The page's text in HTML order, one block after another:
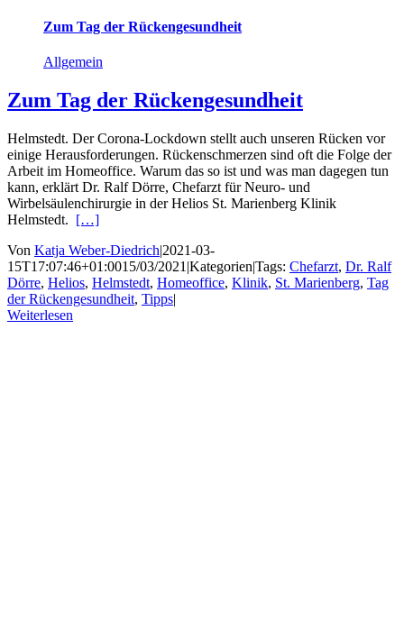
Zum Tag der Rückengesundheit
Allgemein
Zum Tag der Rückengesundheit
Helmstedt. Der Corona-Lockdown stellt auch unseren Rücken vor
einige Herausforderungen. Rückenschmerzen sind oft die Folge der
Arbeit im Homeoffice. Warum das so ist und was man dagegen tun
kann, erklärt Dr. Ralf Dörre, Chefarzt für Neuro- und
Wirbelsäulenchirurgie in der Helios St. Marienberg Klinik
Helmstedt. […]
Von Katja Weber-Diedrich|2021-03-
15T17:07:46+01:0015/03/2021 |Kategorien|Tags: Chefarzt, Dr. Ralf
Dörre, Helios, Helmstedt, Homeoffice, Klinik, St. Marienberg, Tag
der Rückengesundheit, Tipps|
Weiterlesen